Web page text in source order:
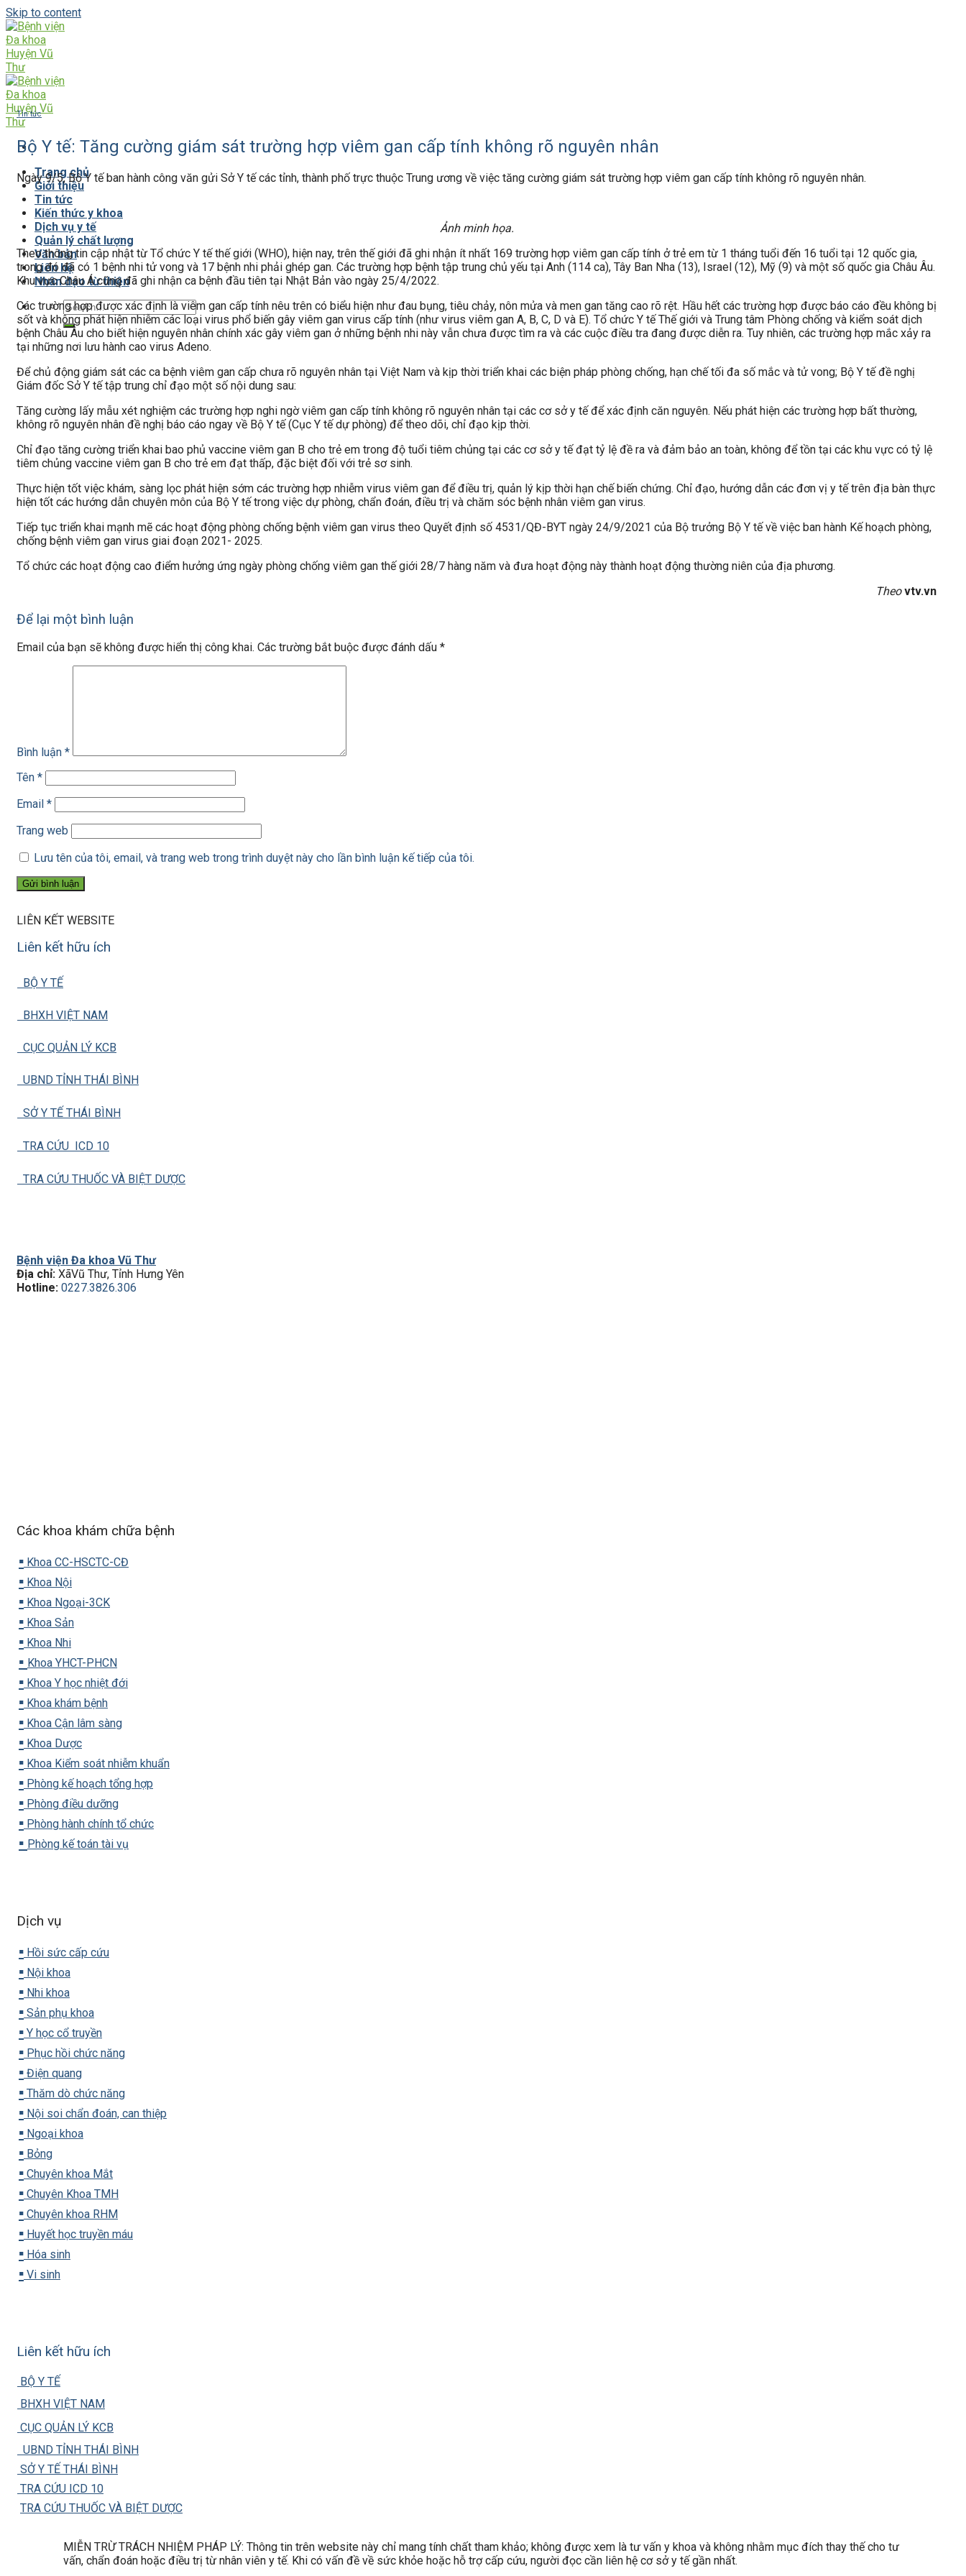
Skip to content
Trang chủ
Giới thiệu
Tin tức
Kiến thức y khoa
Dịch vụ y tế
Quản lý chất lượng
Văn bản
Liên hệ
Nhân đạo từ thiện
Tin tức
Bộ Y tế: Tăng cường giám sát trường hợp viêm gan cấp tính không rõ nguyên nhân
Ngày 9/5, Bộ Y tế ban hành công văn gửi Sở Y tế các tỉnh, thành phố trực thuộc Trung ương về việc tăng cường giám sát trường hợp viêm gan cấp tính không rõ nguyên nhân.
Ảnh minh họa.
Theo thông tin cập nhật từ Tổ chức Y tế thế giới (WHO), hiện nay, trên thế giới đã ghi nhận ít nhất 169 trường hợp viêm gan cấp tính ở trẻ em từ 1 tháng tuổi đến 16 tuổi tại 12 quốc gia,
trong đó đã có 1 bệnh nhi tử vong và 17 bệnh nhi phải ghép gan. Các trường hợp bệnh tập trung chủ yếu tại Anh (114 ca), Tây Ban Nha (13), Israel (12), Mỹ (9) và một số quốc gia Châu Âu.
Khu vực Châu Á cũng đã ghi nhận ca bệnh đầu tiên tại Nhật Bản vào ngày 25/4/2022.
Các trường hợp được xác định là viêm gan cấp tính nêu trên có biểu hiện như đau bụng, tiêu chảy, nôn mửa và men gan tăng cao rõ rệt. Hầu hết các trường hợp được báo cáo đều không bị
sốt và không phát hiện nhiễm các loại virus phổ biến gây viêm gan virus cấp tính (như virus viêm gan A, B, C, D và E). Tổ chức Y tế Thế giới và Trung tâm Phòng chống và kiểm soát dịch
bệnh Châu Âu cho biết hiện nguyên nhân chính xác gây viêm gan ở những bệnh nhi này vẫn chưa được tìm ra và các cuộc điều tra đang được diễn ra. Tuy nhiên, các trường hợp mắc xảy ra
tại những nơi lưu hành cao virus Adeno.
Để chủ động giám sát các ca bệnh viêm gan cấp chưa rõ nguyên nhân tại Việt Nam và kịp thời triển khai các biện pháp phòng chống, hạn chế tối đa số mắc và tử vong; Bộ Y tế đề nghị
Giám đốc Sở Y tế tập trung chỉ đạo một số nội dung sau:
Tăng cường lấy mẫu xét nghiệm các trường hợp nghi ngờ viêm gan cấp tính không rõ nguyên nhân tại các cơ sở y tế để xác định căn nguyên. Nếu phát hiện các trường hợp bất thường,
không rõ nguyên nhân đề nghị báo cáo ngay về Bộ Y tế (Cục Y tế dự phòng) để theo dõi, chỉ đạo kịp thời.
Chỉ đạo tăng cường triển khai bao phủ vaccine viêm gan B cho trẻ em trong độ tuổi tiêm chủng tại các cơ sở y tế đạt tỷ lệ đề ra và đảm bảo an toàn, không để tồn tại các khu vực có tỷ lệ
tiêm chủng vaccine viêm gan B cho trẻ em đạt thấp, đặc biệt đối với trẻ sơ sinh.
Thực hiện tốt việc khám, sàng lọc phát hiện sớm các trường hợp nhiễm virus viêm gan để điều trị, quản lý kịp thời hạn chế biến chứng. Chỉ đạo, hướng dẫn các đơn vị y tế trên địa bàn thực
hiện tốt các hướng dẫn chuyên môn của Bộ Y tế trong việc dự phòng, chẩn đoán, điều trị và chăm sóc bệnh nhân viêm gan virus.
Tiếp tục triển khai mạnh mẽ các hoạt động phòng chống bệnh viêm gan virus theo Quyết định số 4531/QĐ-BYT ngày 24/9/2021 của Bộ trưởng Bộ Y tế về việc ban hành Kế hoạch phòng,
chống bệnh viêm gan virus giai đoạn 2021- 2025.
Tổ chức các hoạt động cao điểm hưởng ứng ngày phòng chống viêm gan thế giới 28/7 hàng năm và đưa hoạt động này thành hoạt động thường niên của địa phương.
Theovtv.vn
Để lại một bình luận
Email của bạn sẽ không được hiển thị công khai. Các trường bắt buộc được đánh dấu *
Bình luận *
Tên *
Email *
Trang web
Lưu tên của tôi, email, và trang web trong trình duyệt này cho lần bình luận kế tiếp của tôi.
LIÊN KẾT WEBSITE
Liên kết hữu ích
BỘ Y TẾ
BHXH VIỆT NAM
CỤC QUẢN LÝ KCB
UBND TỈNH THÁI BÌNH
SỞ Y TẾ THÁI BÌNH
TRA CỨU ICD 10
TRA CỨU THUỐC VÀ BIỆT DƯỢC
Bệnh viện Đa khoa Vũ Thư
Địa chỉ: XãVũ Thư, Tỉnh Hưng Yên
Hotline: 0227.3826.306
Các khoa khám chữa bệnh
▪️ Khoa CC-HSCTC-CĐ
▪️ Khoa Nội
▪️ Khoa Ngoại-3CK
▪️ Khoa Sản
▪️ Khoa Nhi
▪️ Khoa YHCT-PHCN
▪️ Khoa Y học nhiệt đới
▪️ Khoa khám bệnh
▪️ Khoa Cận lâm sàng
▪️ Khoa Dược
▪️ Khoa Kiểm soát nhiễm khuẩn
▪️ Phòng kế hoạch tổng hợp
▪️ Phòng điều dưỡng
▪️ Phòng hành chính tổ chức
▪️ Phòng kế toán tài vụ
Dịch vụ
▪️ Hồi sức cấp cứu
▪️ Nội khoa
▪️ Nhi khoa
▪️ Sản phụ khoa
▪️ Y học cổ truyền
▪️ Phục hồi chức năng
▪️ Điện quang
▪️ Thăm dò chức năng
▪️ Nội soi chẩn đoán, can thiệp
▪️ Ngoại khoa
▪️ Bỏng
▪️ Chuyên khoa Mắt
▪️ Chuyên Khoa TMH
▪️ Chuyên khoa RHM
▪️ Huyết học truyền máu
▪️ Hóa sinh
▪️ Vi sinh
Liên kết hữu ích
BỘ Y TẾ
BHXH VIỆT NAM
CỤC QUẢN LÝ KCB
UBND TỈNH THÁI BÌNH
SỞ Y TẾ THÁI BÌNH
TRA CỨU ICD 10
TRA CỨU THUỐC VÀ BIỆT DƯỢC
MIỄN TRỪ TRÁCH NHIỆM PHÁP LÝ: Thông tin trên website này chỉ mang tính chất tham khảo; không được xem là tư vấn y khoa và không nhằm mục đích thay thế cho tư
vấn, chẩn đoán hoặc điều trị từ nhân viên y tế. Khi có vấn đề về sức khỏe hoặc hỗ trợ cấp cứu, người đọc cần liên hệ cơ sở y tế gần nhất.